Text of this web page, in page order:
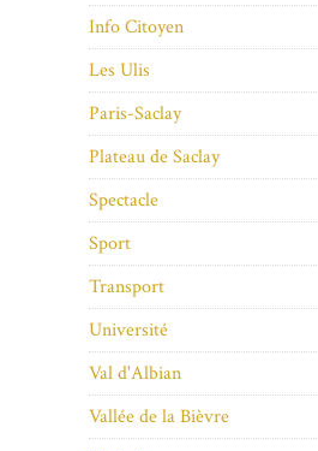
Info Citoyen
Les Ulis
Paris-Saclay
Plateau de Saclay
Spectacle
Sport
Transport
Université
Val d'Albian
Vallée de la Bièvre